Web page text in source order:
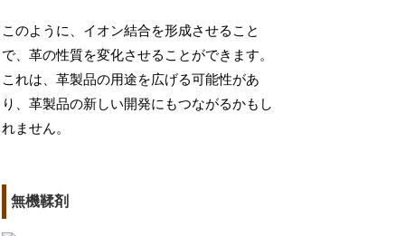
このように、イオン結合を形成させること
で、革の性質を変化させることができます。
これは、革製品の用途を広げる可能性があ
り、革製品の新しい開発にもつながるかもし
れません。
無機鞣剤